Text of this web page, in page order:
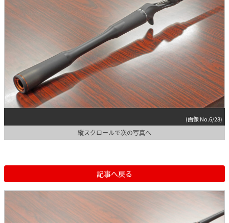
(画像 No.6/28)
縦スクロールで次の写真へ
記事へ戻る